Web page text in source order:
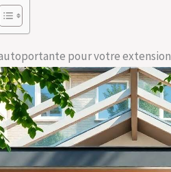
pour votre extension